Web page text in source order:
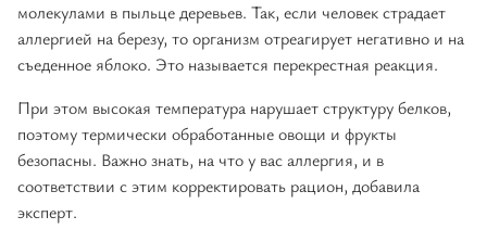
молекулами в пыльце деревьев. Так, если человек страдает
аллергией на березу, то организм отреагирует негативно и на
съеденное яблоко. Это называется перекрестная реакция.
При этом высокая температура нарушает структуру белков,
поэтому термически обработанные овощи и фрукты
безопасны. Важно знать, на что у вас аллергия, и в
соответствии с этим корректировать рацион, добавила
эксперт.